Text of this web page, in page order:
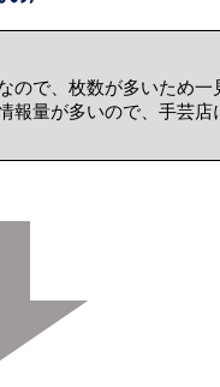
ので、枚数が多いため一
報量が多いので、手芸